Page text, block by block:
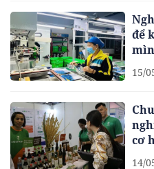
để
15/
cơ
14/